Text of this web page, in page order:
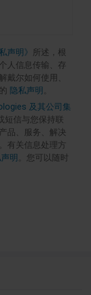
声明》
所述，根
人信息传输、存
戴尔如何使用、
隐私声明
及其公司集
短信与您保持联
品、服务、解决
有关信息处理方
明
。您可以随时